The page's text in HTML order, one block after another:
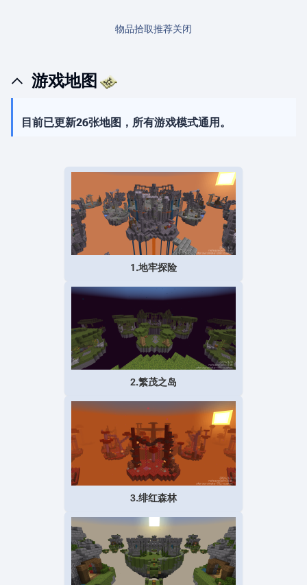
物品拾取推荐关闭
游戏地图
目前已更新26张地图，所有游戏模式通用。
1.地牢探险
2.繁茂之岛
3.绯红森林